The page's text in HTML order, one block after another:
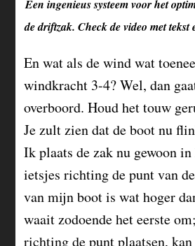
Een ingenieus systeem voor het
de driftzak. Check de video met
En wat als de wind wat
windkracht 3-4? Wel, dan
overboord. Houd het touw
Je zult zien dat de boot nu
Ik plaats de zak nu gewoon
ietsjes richting de punt van
van mijn boot is wat hoger
waait zodoende het eerste
richting de punt plaatsen,